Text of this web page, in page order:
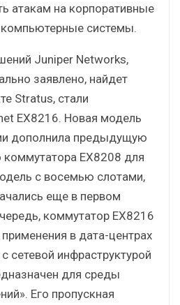
атакам на корпоративные
системы.
Juniper Networks,
заявлено, найдет
Stratus, стали
EX8216. Новая модель
дополнила предыдущую
EX8208 для
с восемью слотами,
еще в первом
коммутатор EX8216
в дата-центрах
сетевой инфраструктурой
для среды
Его пропускная